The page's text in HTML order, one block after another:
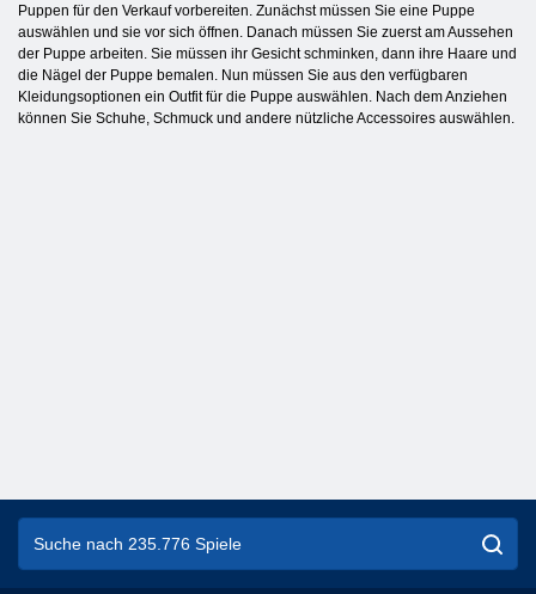
Puppen für den Verkauf vorbereiten. Zunächst müssen Sie eine Puppe
auswählen und sie vor sich öffnen. Danach müssen Sie zuerst am Aussehen
der Puppe arbeiten. Sie müssen ihr Gesicht schminken, dann ihre Haare und
die Nägel der Puppe bemalen. Nun müssen Sie aus den verfügbaren
Kleidungsoptionen ein Outfit für die Puppe auswählen. Nach dem Anziehen
können Sie Schuhe, Schmuck und andere nützliche Accessoires auswählen.